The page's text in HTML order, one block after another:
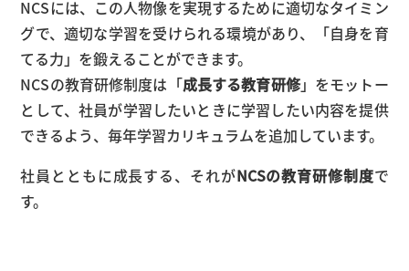
NCSには、この人物像を実現するために適切なタイミン
グで、適切な学習を受けられる環境があり、「自身を育
てる力」を鍛えることができます。
NCSの教育研修制度は「成長する教育研修」をモットー
として、社員が学習したいときに学習したい内容を提供
できるよう、毎年学習カリキュラムを追加しています。
社員とともに成長する、それがNCSの教育研修制度で
す。